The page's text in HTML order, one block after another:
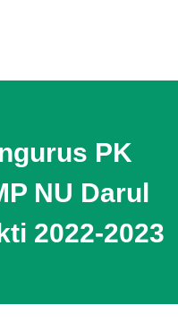
PK
NU Darul
2022-2023